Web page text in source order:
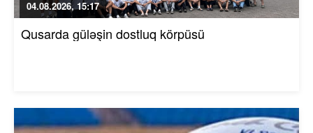
04.08.2026, 15:17
Qusarda güləşin dostluq körpüsü